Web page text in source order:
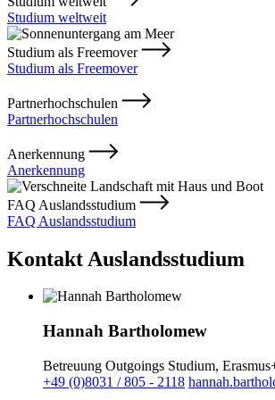
Studium weltweit
Studium als Freemover
Studium als Freemover
Partnerhochschulen
Partnerhochschulen
Anerkennung
Anerkennung
FAQ Auslandsstudium
FAQ Auslandsstudium
Kontakt Auslandsstudium
Hannah Bartholomew
Betreuung Outgoings Studium,
+49 (0)8031 / 805 - 2118